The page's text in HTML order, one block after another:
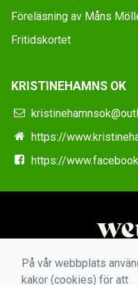
Föreläsning av Måns
Fritidskortet
KRISTINEHAMNS OK
https://
https://
På vår webbplats
kakor (cookies) för att